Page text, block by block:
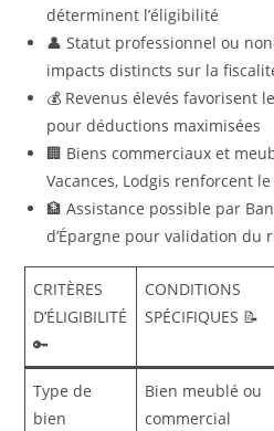
déterminent l’éligibilité
👤 Statut professionnel ou
impacts distincts sur la
💰 Revenus élevés favorisent
pour déductions maximisées
🏢 Biens commerciaux et
Vacances, Lodgis renforcent
🏦 Assistance possible par
d’Épargne pour validation du
CRITÈRES
D’ÉLIGIBILITÉ
🔑
CONDITIONS
SPÉCIFIQUES 📝
Type de
bien
Bien meublé ou
commercial